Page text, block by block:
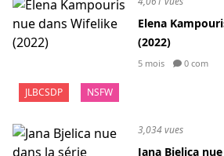
JLBCSDP NSFW
Elena
(2022)
5 mois 0 com
3,034 vues
Jana Bjelica